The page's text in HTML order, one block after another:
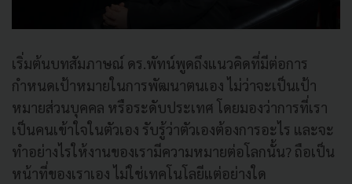
เริ่มต้นบทสัมภาษณ์ ดร.พัทน์พูดถึงแนวคิดที่มีต่อการ
กำหนดเป้าหมายในการพัฒนาตนเอง ไม่ว่าจะเป็นเป้า
หมายส่วนบุคคล หรือระดับประเทศ โดยมองว่าการที่เรา
เป็นคนเข้าใจในตัวเอง รับรู้ว่าตัวเองต้องการอะไร และจะ
ทำอย่างไรให้งานของเรามีความหมายต่อโลกนั้น? ถือเป็น
หน้าที่ของเราเอง ไม่ใช่เทคโนโลยีแต่อย่างใด